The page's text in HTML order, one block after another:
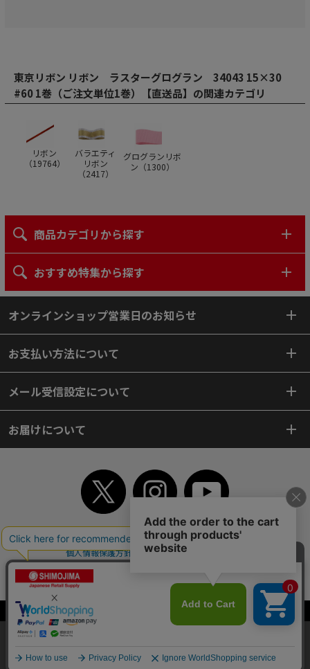
当サイトはクッキー（Cookie）を使用しています。Cookieの使用に同意いた
だける場合は「OK」をクリックしてください。
OK
東京リボン リボン ラスターグログラン 34043 15×30
#60 1巻（ご注文単位1巻）【直送品】の関連カテゴリ
リボン
（19764）
バラエティ
リボン
（2417）
グログランリボ
ン（1300）
商品カテゴリから探す
おすすめ特集から探す
オンラインショップ営業日のお知らせ
お支払い方法について
メール受信設定について
お届けについて
TOP 初めてご利用のお客様へ ご利用案内
ご利用規約
個人情報保護方針
特定商取引法
よくあるご質問
お問い合わせ
サイトマップ
Copyright© 2018 SHIMOJIMA Co.,Ltd. All Rights Reserved.